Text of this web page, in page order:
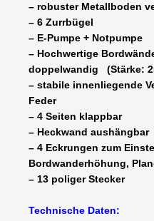
– robuster Metallboden
– 6 Zurrbügel
– E-Pumpe + Notpumpe
– Hochwertige
doppelwandig (Stärke:
– stabile innenliegende
Feder
– 4 Seiten klappbar
– Heckwand aushängbar
– 4 Eckrungen zum
Bordwanderhöhung,
– 13 poliger Stecker
Technische Daten: